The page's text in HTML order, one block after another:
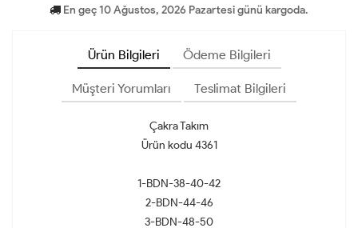
En geç 10 Ağustos, 2026 Pazartesi günü kargoda.
Ürün Bilgileri Ödeme Bilgileri
Müşteri Yorumları Teslimat Bilgileri
Çakra Takım
Ürün kodu 4361
1-BDN-38-40-42
2-BDN-44-46
3-BDN-48-50